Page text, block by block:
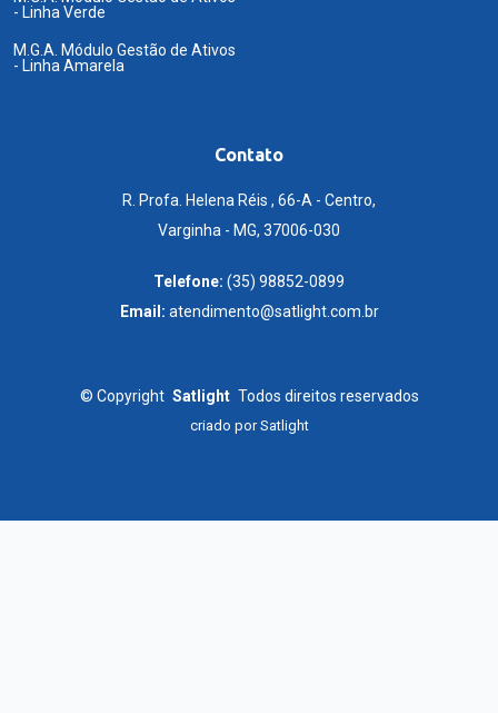
- Linha Verde
M.G.A. Módulo Gestão de Ativos
- Linha Amarela
Contato
R. Profa. Helena Réis , 66-A - Centro,
Varginha - MG, 37006-030
Telefone: (35) 98852-0899
Email: atendimento@satlight.com.br
© Copyright Satlight Todos direitos reservados
criado porSatlight